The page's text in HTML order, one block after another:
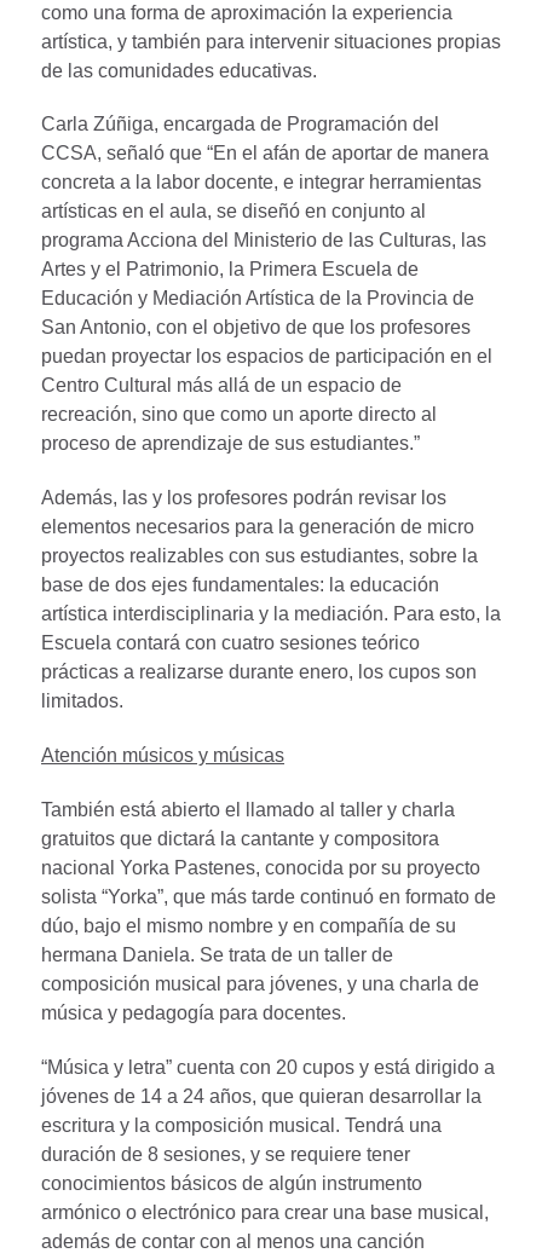
como una forma de aproximación la experiencia
artística, y también para intervenir situaciones propias
de las comunidades educativas.
Carla Zúñiga, encargada de Programación del
CCSA, señaló que “En el afán de aportar de manera
concreta a la labor docente, e integrar herramientas
artísticas en el aula, se diseñó en conjunto al
programa Acciona del Ministerio de las Culturas, las
Artes y el Patrimonio, la Primera Escuela de
Educación y Mediación Artística de la Provincia de
San Antonio, con el objetivo de que los profesores
puedan proyectar los espacios de participación en el
Centro Cultural más allá de un espacio de
recreación, sino que como un aporte directo al
proceso de aprendizaje de sus estudiantes.”
Además, las y los profesores podrán revisar los
elementos necesarios para la generación de micro
proyectos realizables con sus estudiantes, sobre la
base de dos ejes fundamentales: la educación
artística interdisciplinaria y la mediación. Para esto, la
Escuela contará con cuatro sesiones teórico
prácticas a realizarse durante enero, los cupos son
limitados.
Atención músicos y músicas
También está abierto el llamado al taller y charla
gratuitos que dictará la cantante y compositora
nacional Yorka Pastenes, conocida por su proyecto
solista “Yorka”, que más tarde continuó en formato de
dúo, bajo el mismo nombre y en compañía de su
hermana Daniela. Se trata de un taller de
composición musical para jóvenes, y una charla de
música y pedagogía para docentes.
“Música y letra” cuenta con 20 cupos y está dirigido a
jóvenes de 14 a 24 años, que quieran desarrollar la
escritura y la composición musical. Tendrá una
duración de 8 sesiones, y se requiere tener
conocimientos básicos de algún instrumento
armónico o electrónico para crear una base musical,
además de contar con al menos una canción